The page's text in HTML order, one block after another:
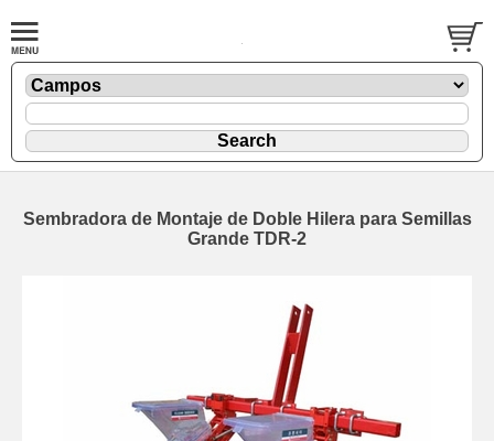
Sembradora de Montaje de Doble Hilera para Semillas
Grande TDR-2